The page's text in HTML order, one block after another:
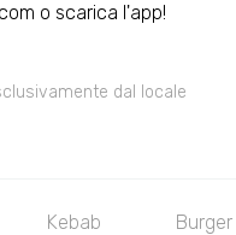
o scarica l'app!
dal locale
Kebab Burger